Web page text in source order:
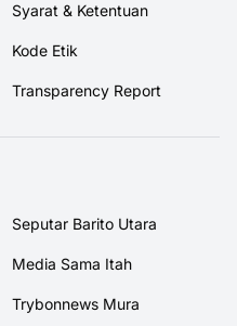
Syarat & Ketentuan
Kode Etik
Transparency Report
Seputar Barito Utara
Media Sama Itah
Trybonnews Mura